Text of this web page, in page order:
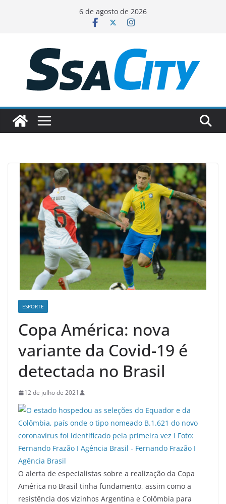
conteúdo
6 de agosto de 2026
ESPORTE
Copa América: nova
variante da Covid-19 é
detectada no Brasil
12 de julho de 2021
O alerta de especialistas sobre a realização da Copa
América no Brasil tinha fundamento, assim como a
resistência dos vizinhos Argentina e Colômbia para